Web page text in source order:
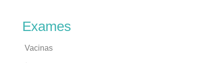
Exames
Vacinas